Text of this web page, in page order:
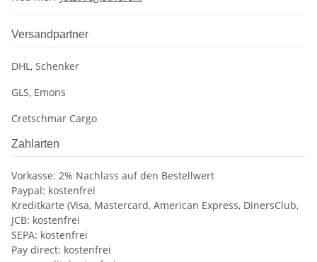
Versandpartner
DHL, Schenker
GLS, Emons
Cretschmar Cargo
Zahlarten
Vorkasse: 2% Nachlass auf den Bestellwert
Paypal: kostenfrei
Kreditkarte (Visa, Mastercard, American Express, DinersClub,
JCB: kostenfrei
SEPA: kostenfrei
Pay direct: kostenfrei